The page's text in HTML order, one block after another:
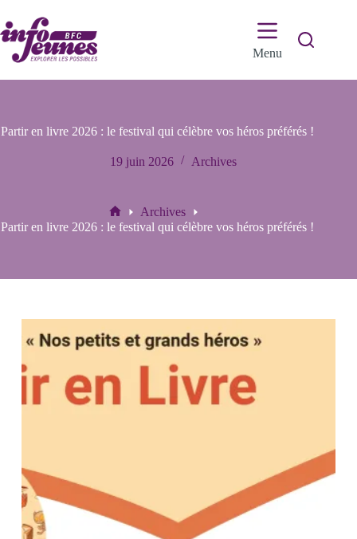
au
contenu
Menu
Partir en livre 2026 : le festival qui célèbre vos héros préférés !
19 juin 2026 Archives
Accueil
Archives
Partir en livre 2026 : le festival qui célèbre vos héros préférés !